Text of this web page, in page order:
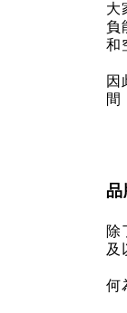
大
負
和
因
間
品
除
及
何